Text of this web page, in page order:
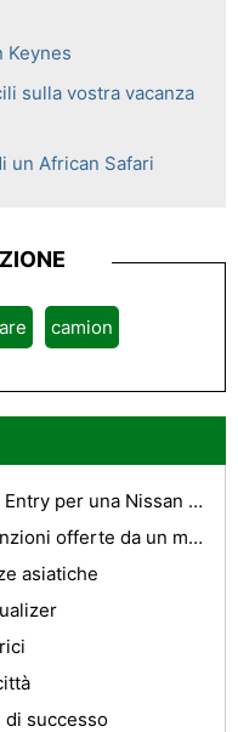
Keynes
sulla vostra vacanza
un African Safari
camion
Come programmare Keyless Entry per una Nissan Maxima
Impressionante gamma di funzioni offerte da un mini LED Lightbar
asiatiche
di successo